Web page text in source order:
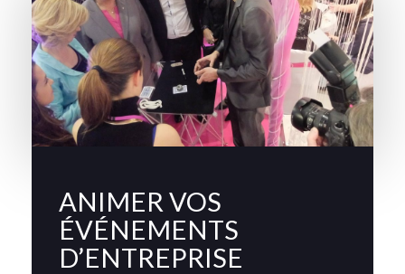
ANIMER VOS
ÉVÉNEMENTS
D’ENTREPRISE